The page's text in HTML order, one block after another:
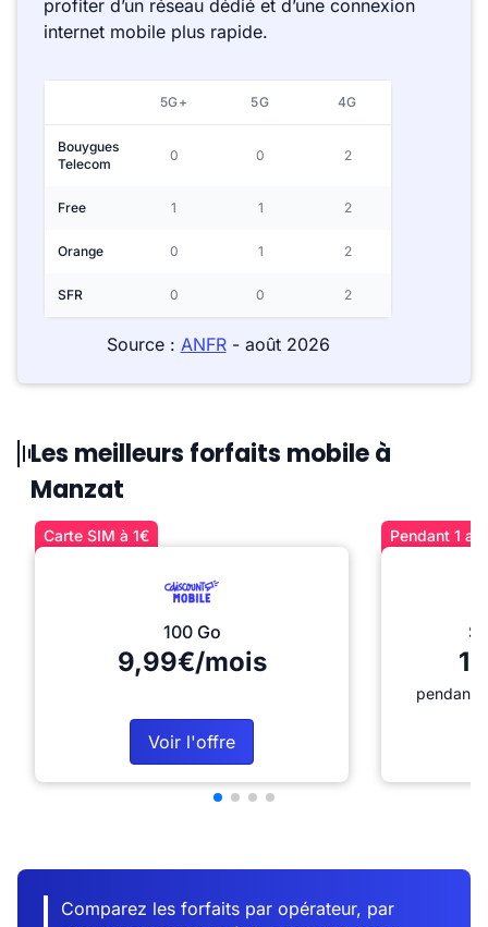
profiter d’un réseau dédié et d’une connexion
internet mobile plus rapide.
5G+ 5G 4G
Bouygues
Telecom
0 0 2
Free 1 1 2
Orange 0 1 2
SFR 0 0 2
Source : ANFR- août 2026
Les meilleurs forfaits mobile à
Manzat
Carte SIM à 1€
100 Go
9,99€/mois
Voir l'offre
Pendant 1
pendant
Comparez les forfaits par opérateur, par